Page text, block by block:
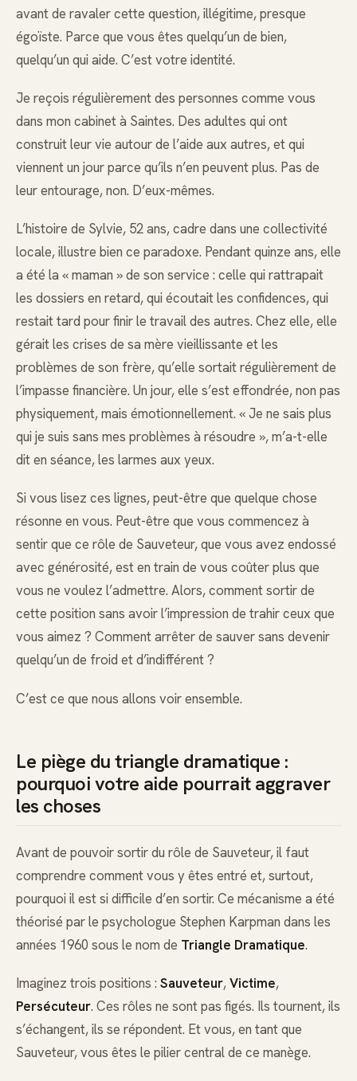
avant de ravaler cette question, illégitime, presque
égoïste. Parce que vous êtes quelqu’un de bien,
quelqu’un qui aide. C’est votre identité.
Je reçois régulièrement des personnes comme vous
dans mon cabinet à Saintes. Des adultes qui ont
construit leur vie autour de l’aide aux autres, et qui
viennent un jour parce qu’ils n’en peuvent plus. Pas de
leur entourage, non. D’eux-mêmes.
L’histoire de Sylvie, 52 ans, cadre dans une collectivité
locale, illustre bien ce paradoxe. Pendant quinze ans, elle
a été la « maman » de son service : celle qui rattrapait
les dossiers en retard, qui écoutait les confidences, qui
restait tard pour finir le travail des autres. Chez elle, elle
gérait les crises de sa mère vieillissante et les
problèmes de son frère, qu’elle sortait régulièrement de
l’impasse financière. Un jour, elle s’est effondrée, non pas
physiquement, mais émotionnellement. « Je ne sais plus
qui je suis sans mes problèmes à résoudre », m’a-t-elle
dit en séance, les larmes aux yeux.
Si vous lisez ces lignes, peut-être que quelque chose
résonne en vous. Peut-être que vous commencez à
sentir que ce rôle de Sauveteur, que vous avez endossé
avec générosité, est en train de vous coûter plus que
vous ne voulez l’admettre. Alors, comment sortir de
cette position sans avoir l’impression de trahir ceux que
vous aimez ? Comment arrêter de sauver sans devenir
quelqu’un de froid et d’indifférent ?
C’est ce que nous allons voir ensemble.
Le piège du triangle dramatique :
pourquoi votre aide pourrait aggraver
les choses
Avant de pouvoir sortir du rôle de Sauveteur, il faut
comprendre comment vous y êtes entré et, surtout,
pourquoi il est si difficile d’en sortir. Ce mécanisme a été
théorisé par le psychologue Stephen Karpman dans les
années 1960 sous le nom de Triangle Dramatique.
Imaginez trois positions : Sauveteur,Victime,
Persécuteur. Ces rôles ne sont pas figés. Ils tournent, ils
s’échangent, ils se répondent. Et vous, en tant que
Sauveteur, vous êtes le pilier central de ce manège.